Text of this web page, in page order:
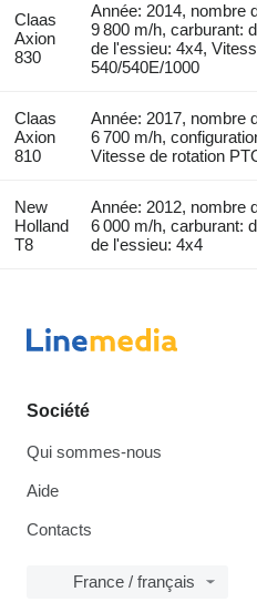
Claas
Axion
830
Année: 2014, nombre
9 800 m/h, carburant:
de l'essieu: 4x4,
540/540E/1000
Claas
Axion
810
Année: 2017, nombre
6 700 m/h,
Vitesse de rotation
New
Holland
T8
Année: 2012, nombre
6 000 m/h, carburant:
de l'essieu: 4x4
Société
Qui sommes-nous
Aide
Contacts
France / français